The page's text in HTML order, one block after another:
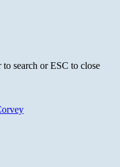
to search or ESC to close